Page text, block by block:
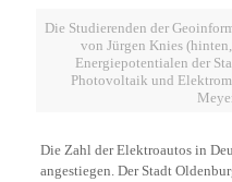
Die Studierenden der
von Jürgen Knies
Energiepotentialen der
Photovoltaik und
Die Zahl der Elektroautos in
angestiegen. Der Stadt